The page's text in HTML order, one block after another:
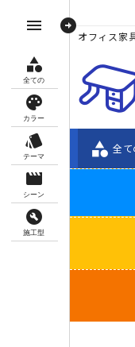
menu arrow_circle_right
category
全ての
palette
カラー
style
テーマ
movie_creation
シーン
build_circle
施工型
オフィス家
category 全て